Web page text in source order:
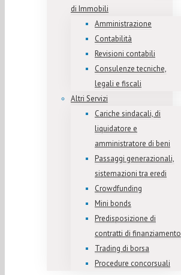
di Immobili
Amministrazione
Contabilità
Revisioni contabili
Consulenze tecniche,
legali e fiscali
Altri Servizi
Cariche sindacali, di
liquidatore e
amministratore di beni
Passaggi generazionali,
sistemazioni tra eredi
Crowdfunding
Mini bonds
Predisposizione di
contratti di finanziamento
Trading di borsa
Procedure concorsuali